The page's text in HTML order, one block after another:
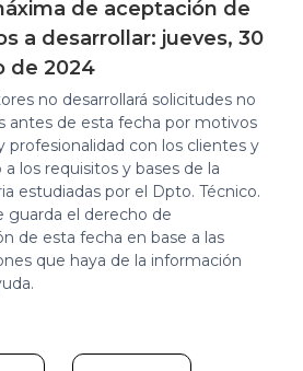
de aceptación de
a desarrollar: jueves, 30
de 2024
no desarrollará solicitudes no
antes de esta fecha por motivos
profesionalidad con los clientes y
los requisitos y bases de la
estudiadas por el Dpto. Técnico.
guarda el derecho de
de esta fecha en base a las
que haya de la información